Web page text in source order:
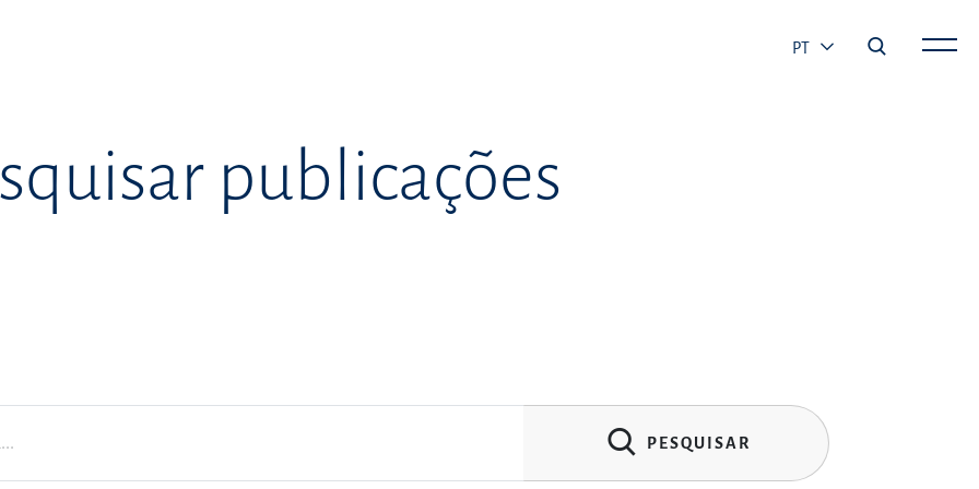
PT
publicações
PESQUISAR